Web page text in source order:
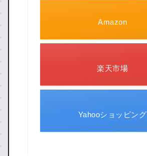
Amazon
楽天市場
Yahooショッピング